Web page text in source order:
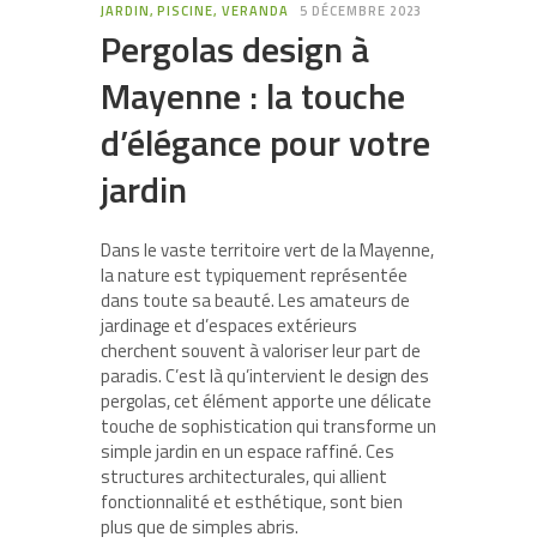
JARDIN, PISCINE, VERANDA 5 DÉCEMBRE 2023
Pergolas design à
Mayenne : la touche
d’élégance pour votre
jardin
Dans le vaste territoire vert de la Mayenne,
la nature est typiquement représentée
dans toute sa beauté. Les amateurs de
jardinage et d’espaces extérieurs
cherchent souvent à valoriser leur part de
paradis. C’est là qu’intervient le design des
pergolas, cet élément apporte une délicate
touche de sophistication qui transforme un
simple jardin en un espace raffiné. Ces
structures architecturales, qui allient
fonctionnalité et esthétique, sont bien
plus que de simples abris.